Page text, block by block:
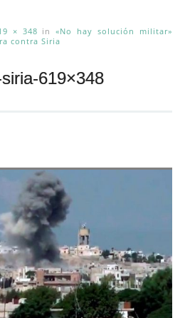
× 348 in«No hay solución militar»
contra Siria
619×348